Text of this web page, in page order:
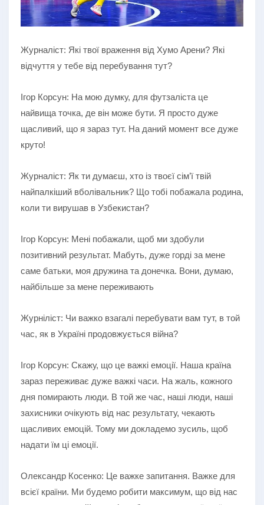
Журналіст: Які твої враження від Хумо Арени? Які
відчуття у тебе від перебування тут?
Ігор Корсун: На мою думку, для футзаліста це
найвища точка, де він може бути. Я просто дуже
щасливий, що я зараз тут. На даний момент все дуже
круто!
Журналіст: Як ти думаєш, хто із твоєї сім’ї твій
найпалкіший вболівальник? Що тобі побажала родина,
коли ти вирушав в Узбекистан?
Ігор Корсун: Мені побажали, щоб ми здобули
позитивний результат. Мабуть, дуже горді за мене
саме батьки, моя дружина та донечка. Вони, думаю,
найбільше за мене переживають
Журніліст: Чи важко взагалі перебувати вам тут, в той
час, як в Україні продовжується війна?
Ігор Корсун: Скажу, що це важкі емоції. Наша країна
зараз переживає дуже важкі часи. На жаль, кожного
дня помирають люди. В той же час, наші люди, наші
захисники очікують від нас результату, чекають
щасливих емоцій. Тому ми докладемо зусиль, щоб
надати їм ці емоції.
Олександр Косенко: Це важке запитання. Важке для
всієї країни. Ми будемо робити максимум, що від нас